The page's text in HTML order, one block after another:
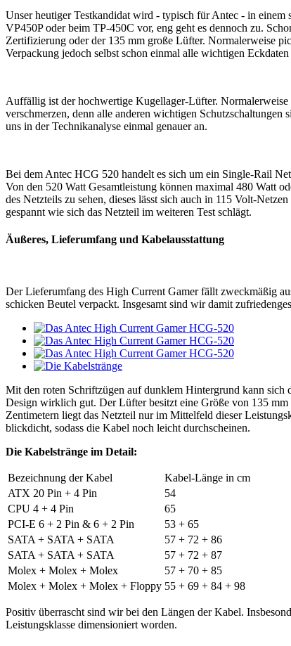
Unser heutiger Testkandidat wird - typisch für Antec - in
VP450P oder beim TP-450C vor, eng geht es dennoch zu.
Zertifizierung oder der 135 mm große Lüfter. Normalerweise
Verpackung jedoch selbst schon einmal alle wichtigen
Auffällig ist der hochwertige Kugellager-Lüfter.
verschmerzen, denn alle anderen wichtigen
uns in der Technikanalyse einmal genauer an.
Bei dem Antec HCG 520 handelt es sich um ein Single-Rail
Von den 520 Watt Gesamtleistung können maximal 480 Watt
des Netzteils zu sehen, dieses lässt sich auch in 115 Volt-
gespannt wie sich das Netzteil im weiteren Test schlägt.
Äußeres, Lieferumfang und Kabelausstattung
Der Lieferumfang des High Current Gamer fällt zweckmäßig
schicken Beutel verpackt. Insgesamt sind wir damit
Mit den roten Schriftzügen auf dunklem Hintergrund kann sich
Design wirklich gut. Der Lüfter besitzt eine Größe von 135
Zentimetern liegt das Netzteil nur im Mittelfeld dieser
blickdicht, sodass die Kabel noch leicht durchscheinen.
Die Kabelstränge im Detail:
Bezeichnung der Kabel
Kabel-Länge in cm
ATX 20 Pin + 4 Pin
54
CPU 4 + 4 Pin
65
PCI-E 6 + 2 Pin & 6 + 2 Pin
53 + 65
SATA + SATA + SATA
57 + 72 + 86
SATA + SATA + SATA
57 + 72 + 87
Molex + Molex + Molex
57 + 70 + 85
Molex + Molex + Molex + Floppy 55 + 69 + 84 + 98
Positiv überrascht sind wir bei den Längen der Kabel.
Leistungsklasse dimensioniert worden.